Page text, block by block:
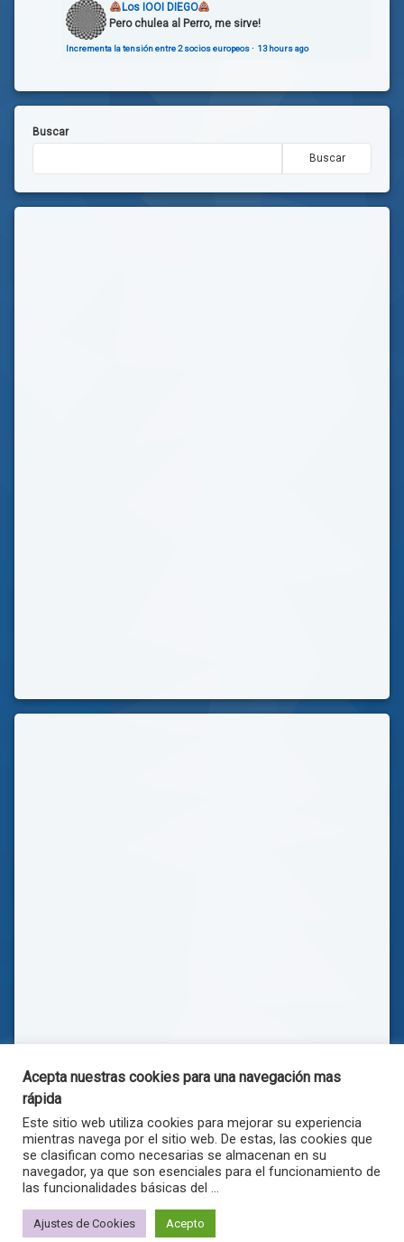
Los IOOI DIEGO
Pero chulea al Perro, me sirve!
Incrementa la tensión entre 2 socios europeos· 13 hours ago
Buscar
Buscar
© . Todos los derechos reservados.
Acepta nuestras cookies para una navegación mas
rápida
Este sitio web utiliza cookies para mejorar su experiencia
mientras navega por el sitio web. De estas, las cookies que
se clasifican como necesarias se almacenan en su
navegador, ya que son esenciales para el funcionamiento de
las funcionalidades básicas del ...
Ajustes de Cookies Acepto